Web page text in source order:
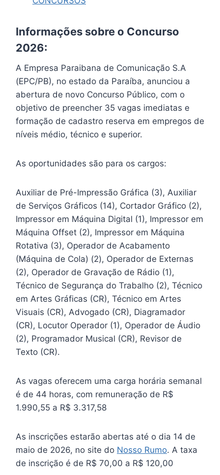
Informações sobre o Concurso
2026:
A Empresa Paraibana de Comunicação S.A
(EPC/PB), no estado da Paraíba, anunciou a
abertura de novo Concurso Público, com o
objetivo de preencher 35 vagas imediatas e
formação de cadastro reserva em empregos de
níveis médio, técnico e superior.
As oportunidades são para os cargos:
Auxiliar de Pré-Impressão Gráfica (3), Auxiliar
de Serviços Gráficos (14), Cortador Gráfico (2),
Impressor em Máquina Digital (1), Impressor em
Máquina Offset (2), Impressor em Máquina
Rotativa (3), Operador de Acabamento
(Máquina de Cola) (2), Operador de Externas
(2), Operador de Gravação de Rádio (1),
Técnico de Segurança do Trabalho (2), Técnico
em Artes Gráficas (CR), Técnico em Artes
Visuais (CR), Advogado (CR), Diagramador
(CR), Locutor Operador (1), Operador de Áudio
(2), Programador Musical (CR), Revisor de
Texto (CR).
As vagas oferecem uma carga horária semanal
é de 44 horas, com remuneração de R$
1.990,55 a R$ 3.317,58
As inscrições estarão abertas até o dia 14 de
maio de 2026, no site do Nosso Rumo. A taxa
de inscrição é de R$ 70,00 a R$ 120,00